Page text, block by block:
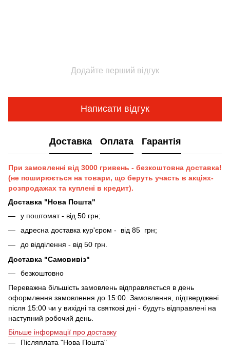
Додайте перший відгук
Написати відгук
Доставка Оплата Гарантія
При замовленні від 3000 гривень - безкоштовна доставка!
(не поширюється на товари, що беруть участь в акціях-
розпродажах та куплені в кредит).
Доставка "Нова Пошта"
у поштомат - від 50 грн;
адресна доставка кур'єром - від 85 грн;
до відділення - від 50 грн.
Доставка "Самовивіз"
безкоштовно
Переважна більшість замовлень відправляється в день
оформлення замовлення до 15:00. Замовлення, підтверджені
після 15:00 чи у вихідні та святкові дні - будуть відправлені на
наступний робочий день.
Більше інформації про доставку
Післяплата "Нова Пошта"